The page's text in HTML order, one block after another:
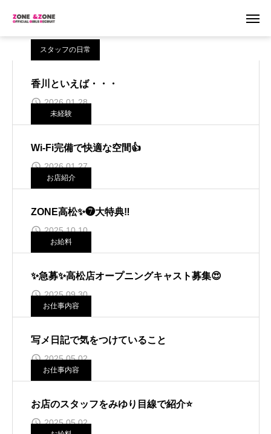
スタッフの日常
香川といえば・・・
2026.01.28
未経験
Wi-Fi完備で快適な空間👍
2026.01.27
お店紹介
ZONE高松✨❼大特典‼
2025.10.10
お給料
✨急募✨高松店オープニングキャスト募集😍
2025.09.30
お仕事内容
写メ日記で気をつけていること
2025.05.02
お仕事内容
お店のスタッフをみゆり目線で紹介⭐️
2025.05.02